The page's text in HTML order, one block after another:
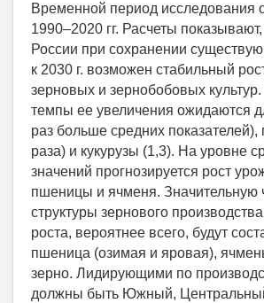
Временной период исследования
1990–2020 гг. Расчеты
России при сохранении
к 2030 г. возможен стабильный
зерновых и зернобобовых
темпы ее увеличения ожидаются
раз больше средних показателей),
раза) и кукурузы (1,3). На уровне
значений прогнозируется рост
пшеницы и ячменя. Значительную
структуры зернового
роста, вероятнее всего, будут
пшеница (озимая и яровая),
зерно. Лидирующими по
должны быть Южный,